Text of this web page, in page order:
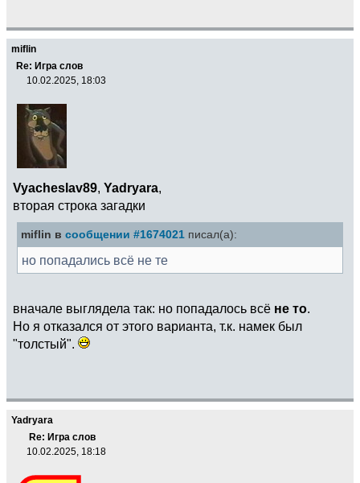
miflin
Re: Игра слов
10.02.2025, 18:03
Vyacheslav89, Yadryara,
вторая строка загадки
miflin в сообщении #1674021 писал(а):
но попадались всё не те
вначале выглядела так: но попадалось всё не то.
Но я отказался от этого варианта, т.к. намек был
"толстый".
Yadryara
Re: Игра слов
10.02.2025, 18:18